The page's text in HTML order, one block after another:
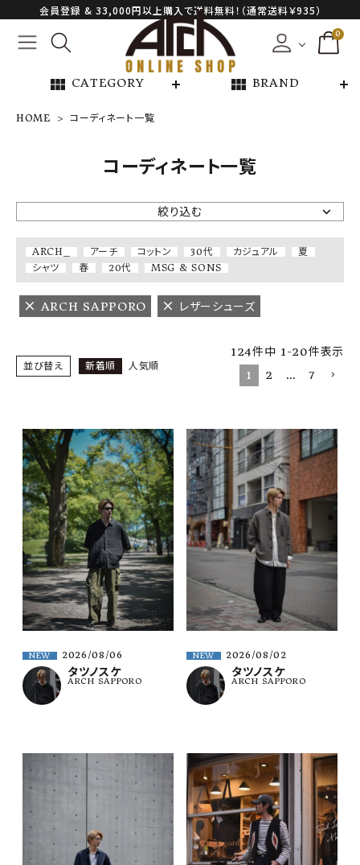
会員登録 & 33,000円以上購入で送料無料！（通常送料￥935）
0
view_module CATEGORY view_module BRAND
NEW ARRIVAL
ARCH EXCLUSIVE
BRAND
CATEGORY
SHOP
ご利用ガイド
プライバシーポリシー
特定商取引法について
お問い合わせ
OFFICIAL WEB SITE
ACCOUNT MENU
ようこそ ゲスト 様
meeting_room ログイン 会員登録
HOME コーディネート一覧
コーディネート一覧
絞り込む
ARCH_ アーチ コットン 30代 カジュアル
夏
シャツ
春 20代 MSG & SONS
ARCH SAPPORO レザーシューズ
並び替え 新着順 人気順
124件中 1-20件表示
1
2 … 7
NEW 2026/08/06
タツノスケ
ARCH SAPPORO
NEW 2026/08/02
タツノスケ
ARCH SAPPORO